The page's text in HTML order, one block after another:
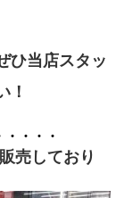
ひ当店スタッ
！
・・・